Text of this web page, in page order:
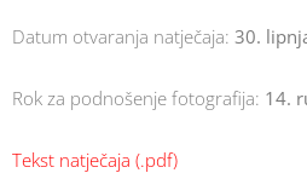
Datum otvaranja natječaja: 30.
Rok za podnošenje fotografija: 14.
Tekst natječaja (.pdf)